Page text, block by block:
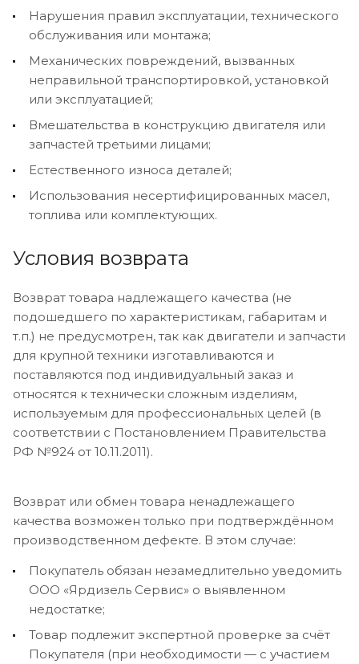
Нарушения правил эксплуатации, технического
обслуживания или монтажа;
Механических повреждений, вызванных
неправильной транспортировкой, установкой
или эксплуатацией;
Вмешательства в конструкцию двигателя или
запчастей третьими лицами;
Естественного износа деталей;
Использования несертифицированных масел,
топлива или комплектующих.
Условия возврата
Возврат товара надлежащего качества (не
подошедшего по характеристикам, габаритам и
т.п.) не предусмотрен, так как двигатели и запчасти
для крупной техники изготавливаются и
поставляются под индивидуальный заказ и
относятся к технически сложным изделиям,
используемым для профессиональных целей (в
соответствии с Постановлением Правительства
РФ №924 от 10.11.2011).
Возврат или обмен товара ненадлежащего
качества возможен только при подтверждённом
производственном дефекте. В этом случае:
Покупатель обязан незамедлительно уведомить
ООО «Ярдизель Сервис» о выявленном
недостатке;
Товар подлежит экспертной проверке за счёт
Покупателя (при необходимости — с участием